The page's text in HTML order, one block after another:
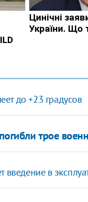
до +23 градусов
трое
введение в